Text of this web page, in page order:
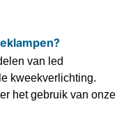
van led
kweekverlichting.
het gebruik van onze